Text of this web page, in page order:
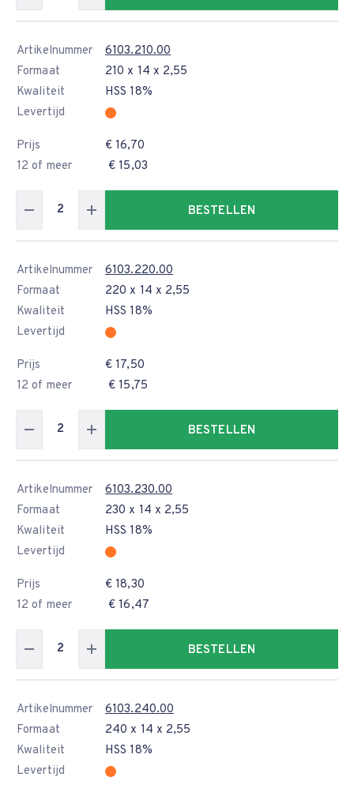
Artikelnummer
6103.210.00
Formaat
210 x 14 x 2,55
Kwaliteit
HSS 18%
Levertijd
Prijs
€ 16,70
12 of meer
€ 15,03
BESTELLEN
Artikelnummer
6103.220.00
Formaat
220 x 14 x 2,55
Kwaliteit
HSS 18%
Levertijd
Prijs
€ 17,50
12 of meer
€ 15,75
BESTELLEN
Artikelnummer
6103.230.00
Formaat
230 x 14 x 2,55
Kwaliteit
HSS 18%
Levertijd
Prijs
€ 18,30
12 of meer
€ 16,47
BESTELLEN
Artikelnummer
6103.240.00
Formaat
240 x 14 x 2,55
Kwaliteit
HSS 18%
Levertijd